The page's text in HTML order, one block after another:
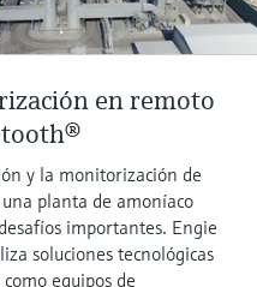
en remoto
y la monitorización de
planta de amoníaco
importantes. Engie
soluciones tecnológicas
equipos de